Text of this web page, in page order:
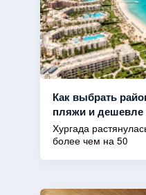
Как выбрать
пляжи и дешевле
Хургада
более чем на 50